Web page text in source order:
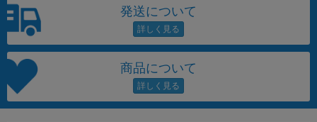
発送について
商品について